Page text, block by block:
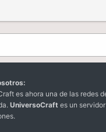
es ahora una de las redes
UniversoCraft es un